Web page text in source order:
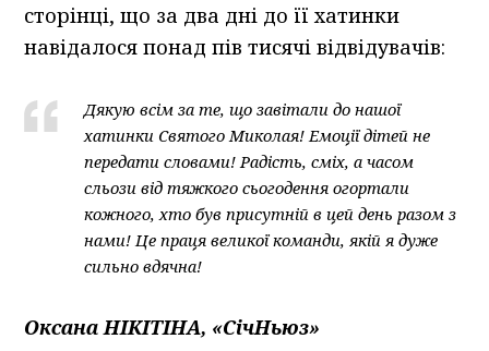
сторінці, що за два дні до її хатинки
навідалося понад пів тисячі відвідувачів:
Дякую всім за те, що завітали до нашої
хатинки Святого Миколая! Емоції дітей не
передати словами! Радість, сміх, а часом
сльози від тяжкого сьогодення огортали
кожного, хто був присутній в цей день разом з
нами! Це праця великої команди, якій я дуже
сильно вдячна!
Оксана НІКІТІНА, «СічНьюз»